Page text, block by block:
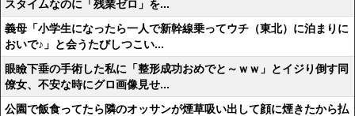
スタイムなのに「残業ゼロ」を...
義母「小学生になったら一人で新幹線乗ってウチ（東北）に泊まりに
おいで♪」と会うたびしつこい...
眼瞼下垂の手術した私に「整形成功おめでと～ｗｗ」とイジり倒す同
僚女、不安な時にグロ画像見せ...
公園で飯食ってたら隣のオッサンが煙草吸い出して顔に煙きたから払